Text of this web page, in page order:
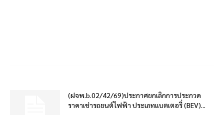
(ฝจพ.b.02/42/69)ประกาศยกเลิกการประกวด
ราคาเช่ารถยนต์ไฟฟ้า ประเภทแบตเตอรี่ (BEV)...